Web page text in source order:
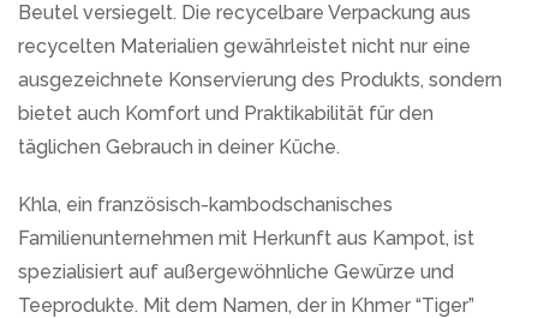
Beutel versiegelt. Die recycelbare Verpackung aus
recycelten Materialien gewährleistet nicht nur eine
ausgezeichnete Konservierung des Produkts, sondern
bietet auch Komfort und Praktikabilität für den
täglichen Gebrauch in deiner Küche.
Khla, ein französisch-kambodschanisches
Familienunternehmen mit Herkunft aus Kampot, ist
spezialisiert auf außergewöhnliche Gewürze und
Teeprodukte. Mit dem Namen, der in Khmer “Tiger”